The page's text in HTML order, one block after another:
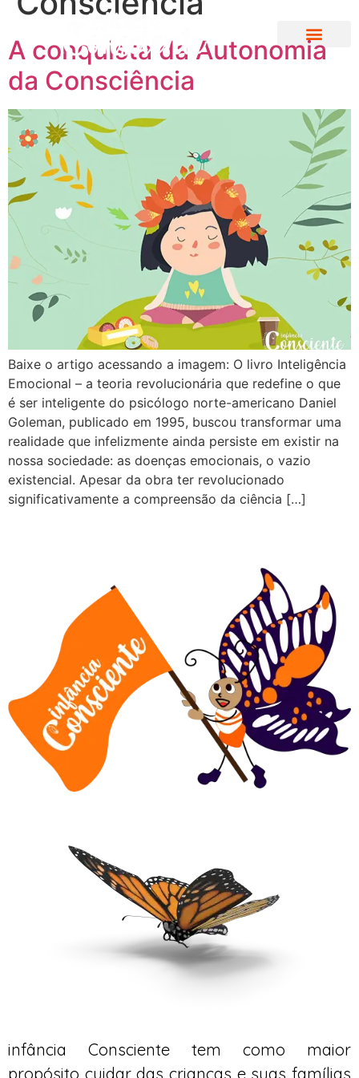
A conquista da Autonomia
da Consciência
Baixe o artigo acessando a imagem: O livro Inteligência
Emocional – a teoria revolucionária que redefine o que
é ser inteligente do psicólogo norte-americano Daniel
Goleman, publicado em 1995, buscou transformar uma
realidade que infelizmente ainda persiste em existir na
nossa sociedade: as doenças emocionais, o vazio
existencial. Apesar da obra ter revolucionado
significativamente a compreensão da ciência […]
infância Consciente tem como maior
propósito cuidar das crianças e suas famílias